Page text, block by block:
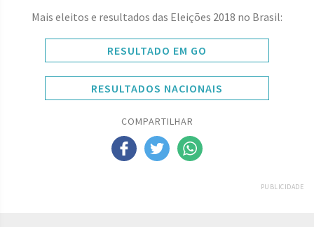
Mais eleitos e resultados das Eleições 2018 no Brasil:
RESULTADO EM GO
RESULTADOS NACIONAIS
COMPARTILHAR
PUBLICIDADE